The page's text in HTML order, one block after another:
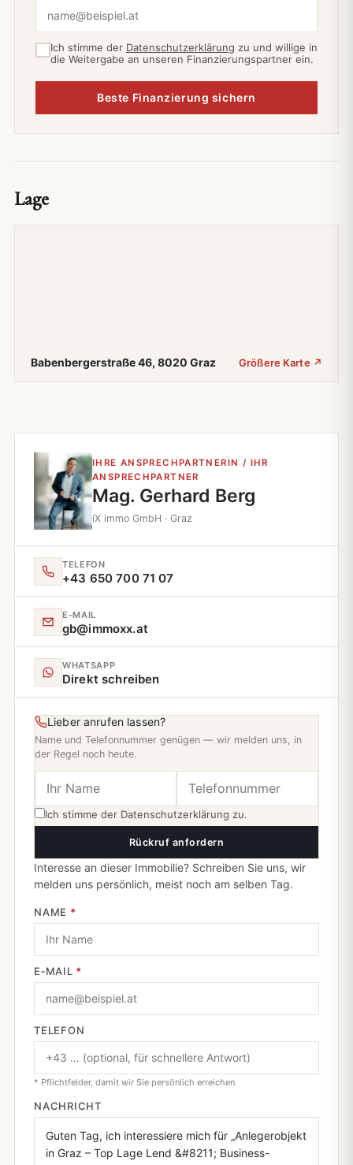
Ich stimme der Datenschutzerklärung zu und willige in
die Weitergabe an unseren Finanzierungspartner ein.
Beste Finanzierung sichern
Lage
Babenbergerstraße 46, 8020 Graz Größere Karte ↗
IHRE ANSPRECHPARTNERIN / IHR
ANSPRECHPARTNER
Mag. Gerhard Berg
iX immo GmbH · Graz
TELEFON
+43 650 700 71 07
E‑MAIL
gb@immoxx.at
WHATSAPP
Direkt schreiben
Lieber anrufen lassen?
Name und Telefonnummer genügen — wir melden uns, in
der Regel noch heute.
Ich stimme der Datenschutzerklärung zu.
Rückruf anfordern
Interesse an dieser Immobilie? Schreiben Sie uns, wir
melden uns persönlich, meist noch am selben Tag.
NAME *
E‑MAIL *
TELEFON
* Pflichtfelder, damit wir Sie persönlich erreichen.
NACHRICHT